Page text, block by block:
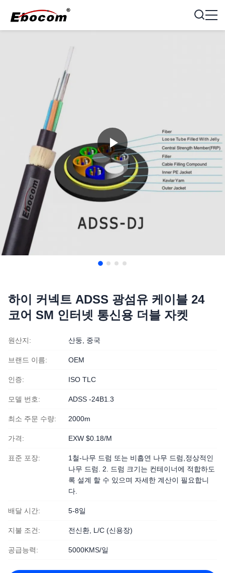
하이 커넥트 ADSS 광섬유 케이블 24
코어 SM 인터넷 통신용 더블 자켓
원산지: 산둥, 중국
브랜드 이름: OEM
인증: ISO TLC
모델 번호: ADSS -24B1.3
최소 주문 수량: 2000m
가격: EXW $0.18/M
표준 포장:
1철-나무 드럼 또는 비흡연 나무 드럼,정상적인
나무 드럼. 2. 드럼 크기는 컨테이너에 적합하도
록 설계 할 수 있으며 자세한 계산이 필요합니
다.
배달 시간: 5-8일
지불 조건: 전신환, L/C (신용장)
공급능력: 5000KMS/일